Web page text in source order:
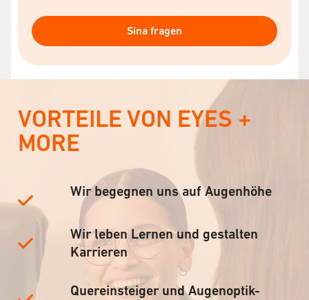
Sina fragen
VORTEILE VON EYES +
MORE
Wir begegnen uns auf Augenhöhe
Wir leben Lernen und gestalten
Karrieren
Quereinsteiger und Augenoptik-